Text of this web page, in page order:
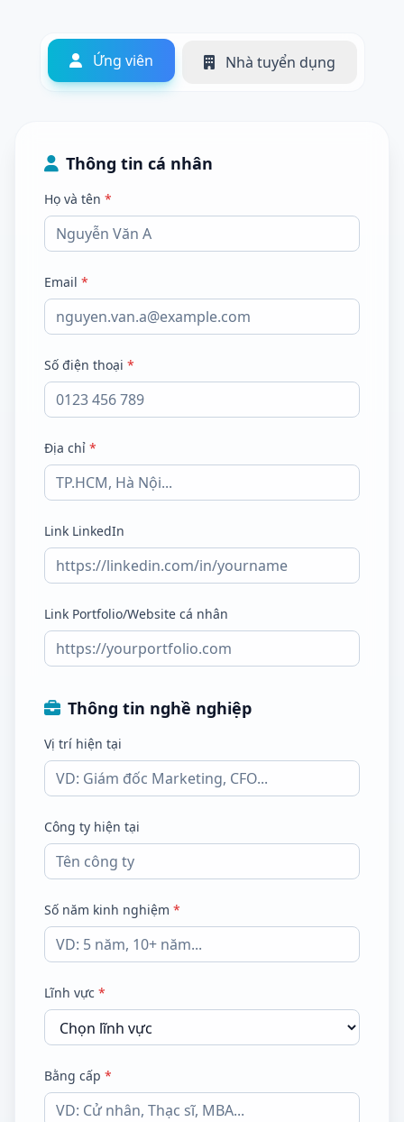
Ứng viên Nhà tuyển dụng
Thông tin cá nhân
Họ và tên *
Email *
Số điện thoại *
Địa chỉ *
Link LinkedIn
Link Portfolio/Website cá nhân
Thông tin nghề nghiệp
Vị trí hiện tại
Công ty hiện tại
Số năm kinh nghiệm *
Lĩnh vực *
Bằng cấp *